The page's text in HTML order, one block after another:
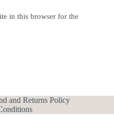
in this browser for the
and Returns Policy